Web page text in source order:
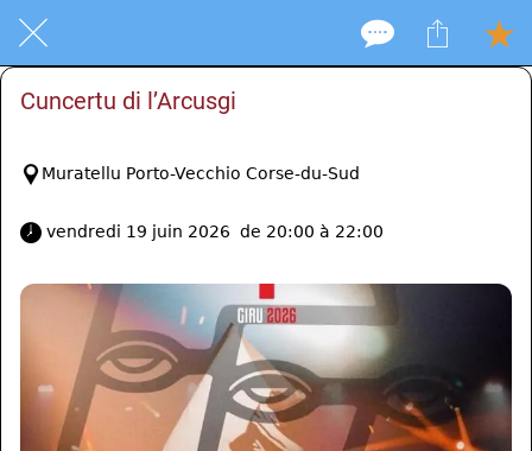
Cuncertu di l’Arcusgi
Muratellu Porto-Vecchio Corse-du-Sud
vendredi 19 juin 2026  de 20:00 à 22:00